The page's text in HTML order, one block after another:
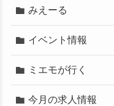
みえーる
イベント情報
ミエモが行く
今月の求人情報